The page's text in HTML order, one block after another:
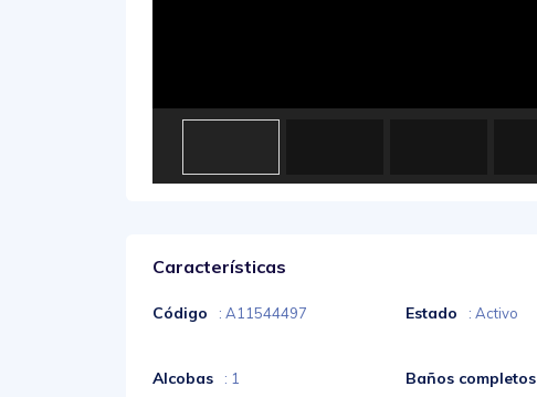
Características
Código : A11544497 Estado : Activo
Alcobas : 1 Baños completos